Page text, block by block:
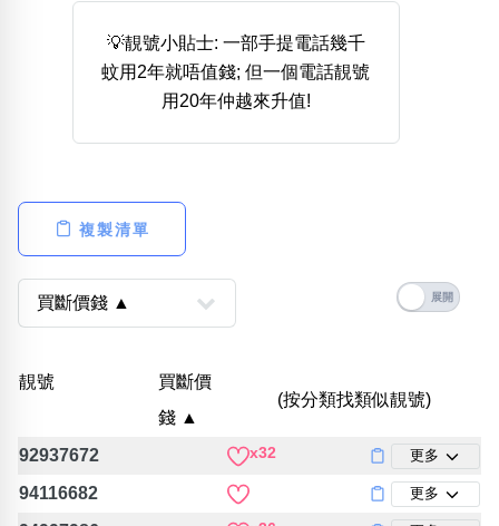
888尾
999尾 777尾 9字頭 6字頭
無4字
全大數字
5萬以上 生天延 全吉星(全號)
清除全部分類
幸運號分類
包含數字
生日分類
五行
💡靚號小貼士: 一部手提電話幾千
蚊用2年就唔值錢; 但一個電話靚號
用20年仲越來升值!
複製清單
靚號
買斷價
錢 ▲
(按分類找類似靚號)
92937672 x32 更多
94116682 更多